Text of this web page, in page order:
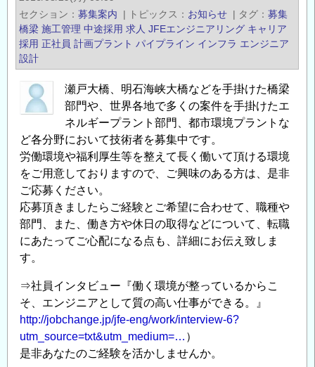
ン
グ
中
途
用
【正
員】
◆
積
極
採
用
◆
梁
エ
ン
ジ
ニ
セクション
募集案内 | トピックス お知らせ | タグ
募集
橋梁 施工管理 中途採用 求人 JFEエンジニアリング キャリア
採用 正社員 計画プラント パイプライン インフラ エンジニア
設計
瀬戸大橋、明石海峡大橋などを手掛けた橋梁
部門や、世界各地で多くの案件を手掛けたエ
ネルギープラント部門、都市環境プラントな
ど各分野において技術者を募集中です。
労働環境や福利厚生等を整えて長く働いて頂ける環境
をご用意しておりますので、ご興味のある方は、是非
ご応募ください。
応募頂きましたらご経験とご希望に合わせて、職種や
部門、また、働き方や休日の取得などについて、転職
にあたってご心配になる点も、詳細にお伝え致しま
す。
⇒社員インタビュー『働く環境が整っているからこ
そ、エンジニアとして質の高い仕事ができる。』
http://jobchange.jp/jfe-eng/work/interview-6?
utm_source=txt&utm_medium=… ）
是非あなたのご経験を活かしませんか。